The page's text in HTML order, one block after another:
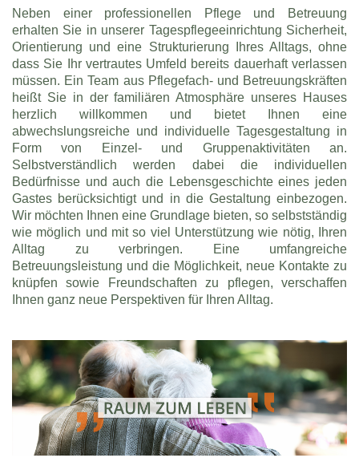
Neben einer professionellen Pflege und Betreuung
erhalten Sie in unserer Tagespflegeeinrichtung Sicherheit,
Orientierung und eine Strukturierung Ihres Alltags, ohne
dass Sie Ihr vertrautes Umfeld bereits dauerhaft verlassen
müssen. Ein Team aus Pflegefach- und Betreuungskräften
heißt Sie in der familiären Atmosphäre unseres Hauses
herzlich willkommen und bietet Ihnen eine
abwechslungsreiche und individuelle Tagesgestaltung in
Form von Einzel- und Gruppenaktivitäten an.
Selbstverständlich werden dabei die individuellen
Bedürfnisse und auch die Lebensgeschichte eines jeden
Gastes berücksichtigt und in die Gestaltung einbezogen.
Wir möchten Ihnen eine Grundlage bieten, so selbstständig
wie möglich und mit so viel Unterstützung wie nötig, Ihren
Alltag zu verbringen. Eine umfangreiche
Betreuungsleistung und die Möglichkeit, neue Kontakte zu
knüpfen sowie Freundschaften zu pflegen, verschaffen
Ihnen ganz neue Perspektiven für Ihren Alltag.